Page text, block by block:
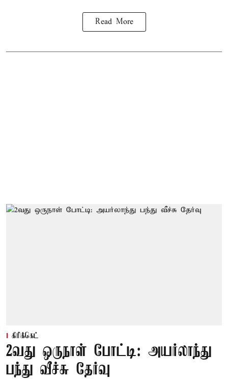
Read More
கிரிக்கெட்
2வது ஒருநாள் போட்டி: அயர்லாந்து
பந்து வீச்சு தேர்வு